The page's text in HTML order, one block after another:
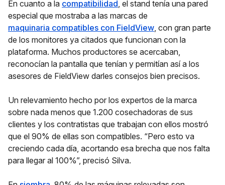
En cuanto a la compatibilidad, el stand tenía una pared
especial que mostraba a las marcas de
maquinaria compatibles con FieldView, con gran parte
de los monitores ya citados que funcionan con la
plataforma. Muchos productores se acercaban,
reconocían la pantalla que tenían y permitían así a los
asesores de FieldView darles consejos bien precisos.
Un relevamiento hecho por los expertos de la marca
sobre nada menos que 1.200 cosechadoras de sus
clientes y los contratistas que trabajan con ellos mostró
que el 90% de ellas son compatibles. “Pero esto va
creciendo cada día, acortando esa brecha que nos falta
para llegar al 100%”, precisó Silva.